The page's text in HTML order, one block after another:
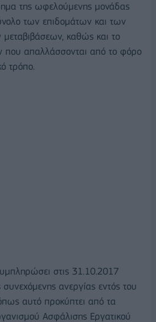
της ωφελούμενης μονάδας
των επιδομάτων και των
καθώς και το
που απαλλάσσονται από το φόρο
τρόπο.
στις 31.10.2017
ανεργίας εντός του
αυτό προκύπτει από τα
Ασφάλισης Εργατικού